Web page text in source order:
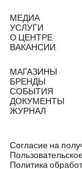
МЕДИА
УСЛУГИ
О ЦЕНТРЕ
ВАКАНСИИ
МАГАЗИНЫ
БРЕНДЫ
СОБЫТИЯ
ДОКУМЕНТЫ
ЖУРНАЛ
Согласие на
Политика